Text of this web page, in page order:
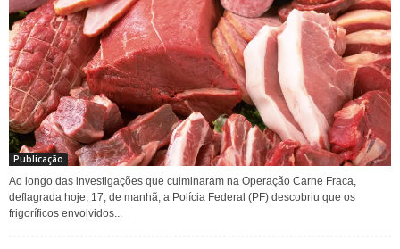
Publicação
Ao longo das investigações que culminaram na Operação Carne Fraca,
deflagrada hoje, 17, de manhã, a Polícia Federal (PF) descobriu que os
frigoríficos envolvidos...